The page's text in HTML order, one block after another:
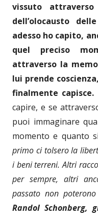
vissuto
dell’olocausto
adesso ho capito,
quel preciso
attraverso la
lui prende
finalmente capisce.
capire, e se
puoi immaginare
momento e quanto
primo ci tolsero la
i beni terreni. Altri
per sempre, altri
passato non potero
Randol Schonberg,